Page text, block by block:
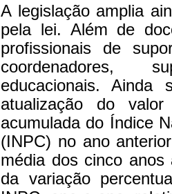
A legislação amplia
pela lei. Além de
profissionais de
coordenadores,
educacionais. Ainda
atualização do
acumulada do Índice
(INPC) no ano
média dos cinco anos
da variação